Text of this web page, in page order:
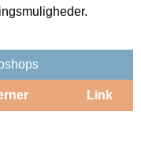
Link